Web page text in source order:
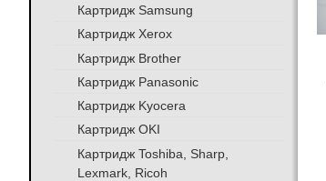
Картридж Samsung
Картридж Xerox
Картридж Brother
Картридж Panasonic
Картридж Kyocera
Картридж OKI
Картридж Toshiba, Sharp,
Lexmark, Ricoh